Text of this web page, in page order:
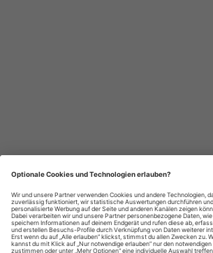
Datenschutzhinweise
Impressum